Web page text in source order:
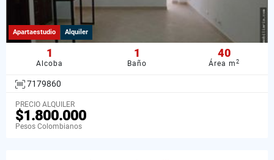
Apartaestudio Alquiler
1
Alcoba
1
Baño
40
Área m2
7179860
PRECIO ALQUILER
$1.800.000
Pesos Colombianos